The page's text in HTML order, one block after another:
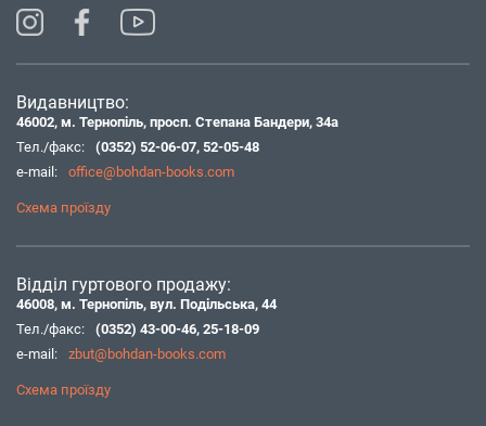
Видавництво:
46002, м. Тернопіль, просп. Степана Бандери, 34а
Тел./факс:
(0352) 52-06-07, 52-05-48
e-mail:
office@bohdan-books.com
Схема проїзду
Відділ гуртового продажу:
46008, м. Тернопіль, вул. Подільська, 44
Тел./факс:
(0352) 43-00-46, 25-18-09
e-mail:
zbut@bohdan-books.com
Схема проїзду